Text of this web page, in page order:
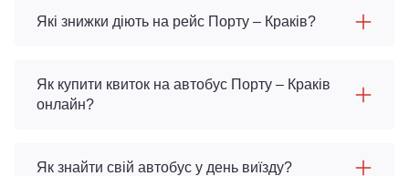
Які знижки діють на рейс Порту – Краків?
Як купити квиток на автобус Порту – Краків
онлайн?
Як знайти свій автобус у день виїзду?